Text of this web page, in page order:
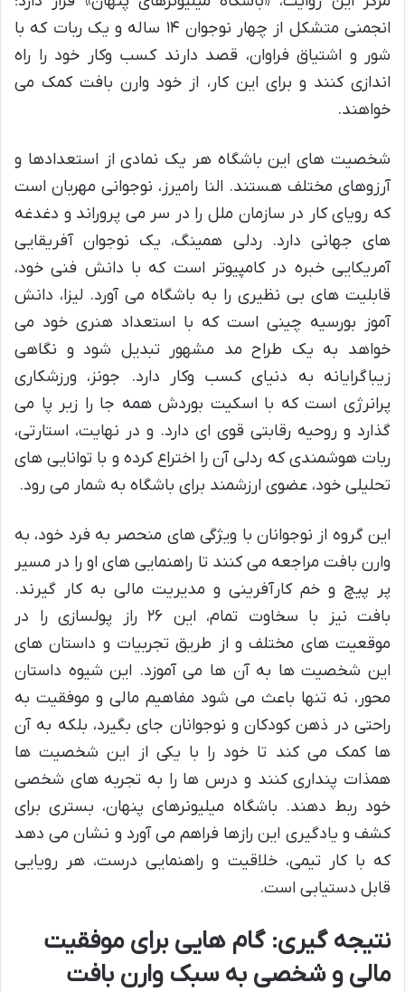
انجمنی متشکل از چهار نوجوان ۱۴ ساله و یک ربات که با
شور و اشتیاق فراوان، قصد دارند کسب وکار خود را راه
اندازی کنند و برای این کار، از خود وارن بافت کمک می
خواهند.
شخصیت های این باشگاه هر یک نمادی از استعدادها و
آرزوهای مختلف هستند. النا رامیرز، نوجوانی مهربان است
که رویای کار در سازمان ملل را در سر می پروراند و دغدغه
های جهانی دارد. ردلی همینگ، یک نوجوان آفریقایی
آمریکایی خبره در کامپیوتر است که با دانش فنی خود،
قابلیت های بی نظیری را به باشگاه می آورد. لیزا، دانش
آموز بورسیه چینی است که با استعداد هنری خود می
خواهد به یک طراح مد مشهور تبدیل شود و نگاهی
زیباگرایانه به دنیای کسب وکار دارد. جونز، ورزشکاری
پرانرژی است که با اسکیت بوردش همه جا را زیر پا می
گذارد و روحیه رقابتی قوی ای دارد. و در نهایت، استارتی،
ربات هوشمندی که ردلی آن را اختراع کرده و با توانایی های
تحلیلی خود، عضوی ارزشمند برای باشگاه به شمار می رود.
این گروه از نوجوانان با ویژگی های منحصر به فرد خود، به
وارن بافت مراجعه می کنند تا راهنمایی های او را در مسیر
پر پیچ و خم کارآفرینی و مدیریت مالی به کار گیرند.
بافت نیز با سخاوت تمام، این ۲۶ راز پولسازی را در
موقعیت های مختلف و از طریق تجربیات و داستان های
این شخصیت ها به آن ها می آموزد. این شیوه داستان
محور، نه تنها باعث می شود مفاهیم مالی و موفقیت به
راحتی در ذهن کودکان و نوجوانان جای بگیرد، بلکه به آن
ها کمک می کند تا خود را با یکی از این شخصیت ها
همذات پنداری کنند و درس ها را به تجربه های شخصی
خود ربط دهند. باشگاه میلیونرهای پنهان، بستری برای
کشف و یادگیری این رازها فراهم می آورد و نشان می دهد
که با کار تیمی، خلاقیت و راهنمایی درست، هر رویایی
قابل دستیابی است.
نتیجه گیری: گام هایی برای موفقیت
مالی و شخصی به سبک وارن بافت